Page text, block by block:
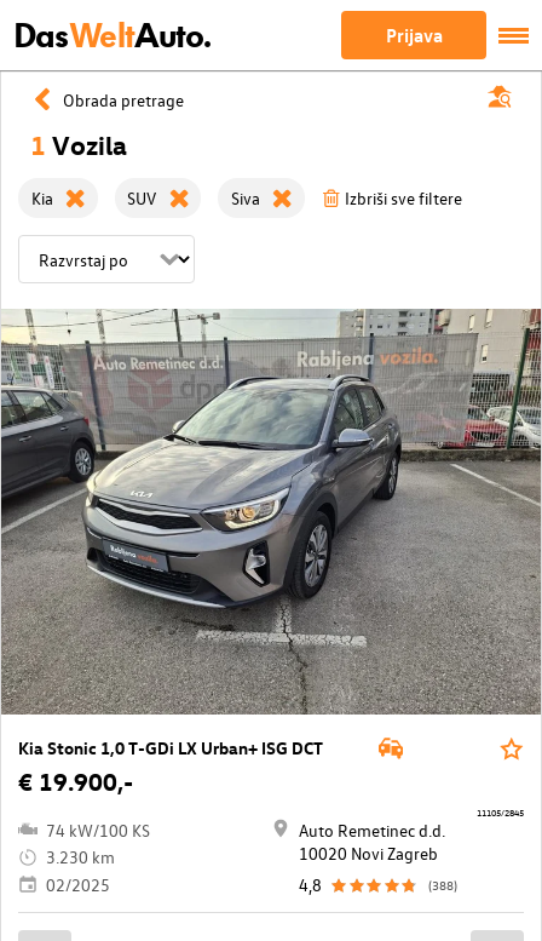
DasWeltAuto. Prijava
Obrada pretrage
1 Vozila
Kia SUV Siva Izbriši sve filtere
Kia Stonic 1,0 T-GDi LX Urban+ ISG DCT
€ 19.900,-
74 kW/100 KS
3.230 km
02/2025
Auto Remetinec d.d.
10020 Novi Zagreb
4,8
(388)
11105/2845